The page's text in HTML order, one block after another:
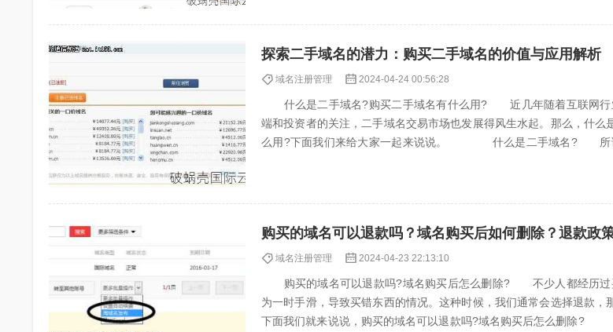
探索二手域名的潜力：购买二手域名的价值与应用解析
域名注册管理 2024-04-24 00:56:28
什么是二手域名?购买二手域名有什么用? 近几年随着互联网行
端和投资者的关注，二手域名交易市场也发展得风生水起。那么，什么
么用?下面我们来给大家一起来说说。 什么是二手域名? 所谓
购买的域名可以退款吗？域名购买后如何删除？退款政
域名注册管理 2024-04-23 22:13:10
购买的域名可以退款吗?域名购买后怎么删除? 不少人都经历过
为一时手滑，导致买错东西的情况。这种时候，我们通常会选择退款，
下面我们就来说说，购买的域名可以退款吗?域名购买后怎么删